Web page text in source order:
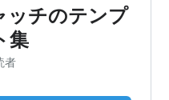
ッチのテンプ
集
者